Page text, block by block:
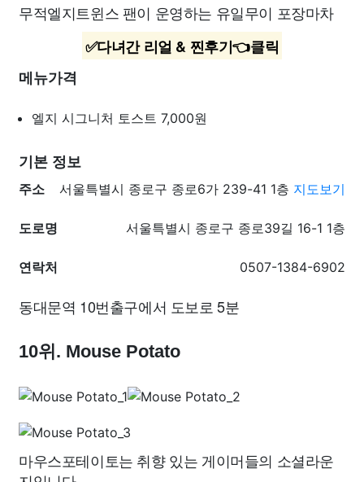
무적엘지트윈스 팬이 운영하는 유일무이 포장마차
✅다녀간 리얼 & 찐후기👈클릭
메뉴가격
엘지 시그니처 토스트 7,000원
기본 정보
주소
서울특별시 종로구 종로6가 239-41 1층 지도보기
도로명 서울특별시 종로구 종로39길 16-1 1층
연락처 0507-1384-6902
동대문역 10번출구에서 도보로 5분
10위. Mouse Potato
마우스포테이토는 취향 있는 게이머들의 소셜라운